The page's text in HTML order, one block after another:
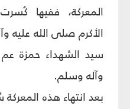
المعركة، ففيها
الأكرم صلى الله عليه
سيد الشهداء حمزة
وآله وسلم.
بعد انتهاء هذه